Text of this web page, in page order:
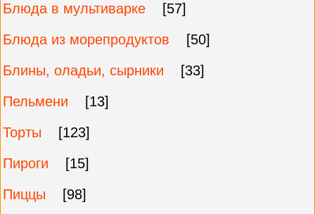
Блюда в мультиварке
[57]
Блюда из морепродуктов
[50]
Блины, оладьи, сырники
[33]
Пельмени
[13]
Торты
[123]
Пироги
[15]
Пиццы
[98]